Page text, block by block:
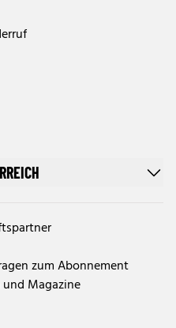
zum Abonnement
Magazine